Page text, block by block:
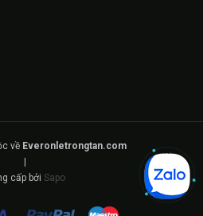
về Everonletrongtan.com
|
cấp bởi Sapo